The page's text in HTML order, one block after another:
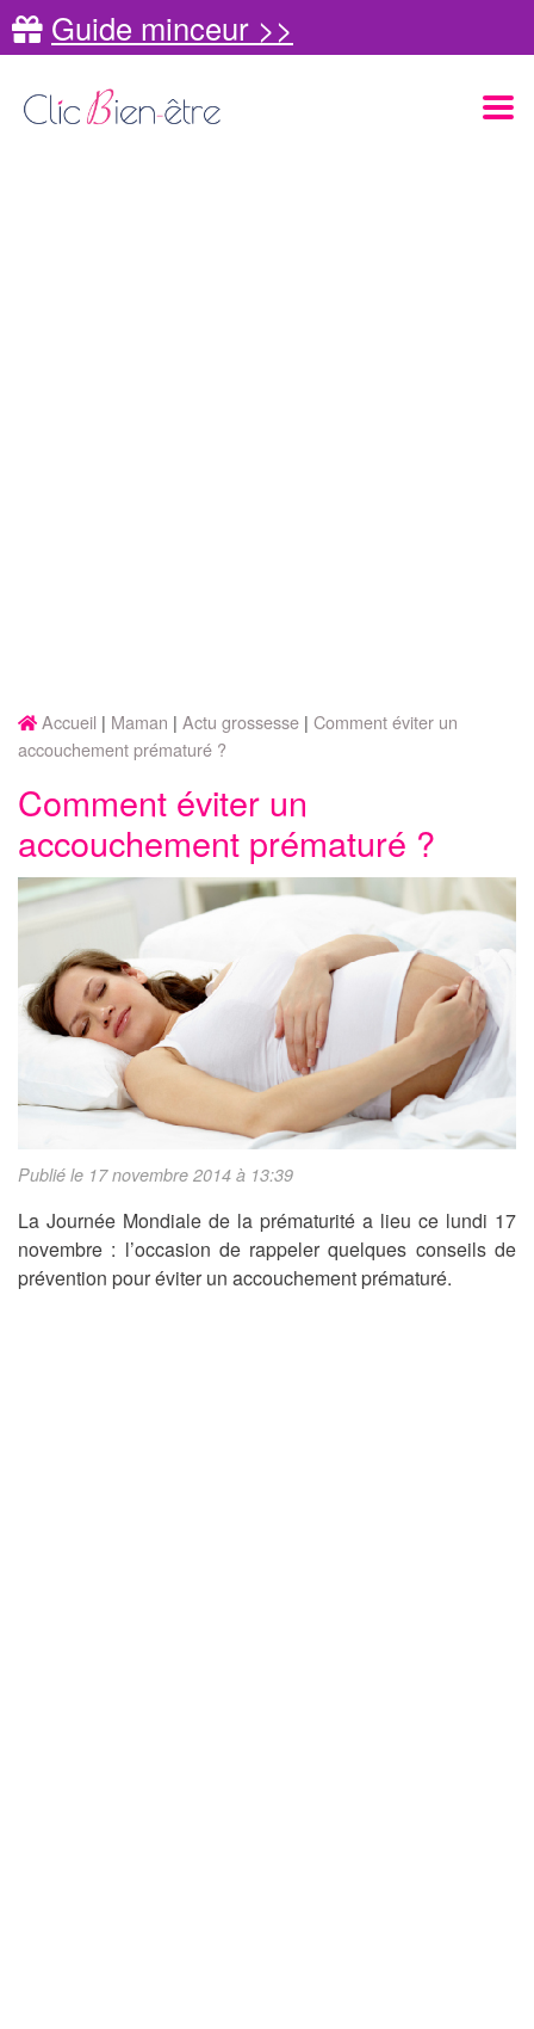
Guide minceur >>
Accueil Maman Actu grossesse Comment éviter un
accouchement prématuré ?
Comment éviter un
accouchement prématuré ?
Publié le 17 novembre 2014 à 13:39
La Journée Mondiale de la prématurité a lieu ce lundi 17
novembre : l’occasion de rappeler quelques conseils de
prévention pour éviter un accouchement prématuré.